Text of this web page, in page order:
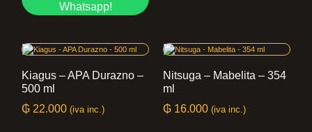
Whatsapp!
Kiagus – APA Durazno –
500 ml
₲ 22.000 (iva inc.)
Nitsuga – Mabelita – 354
ml
₲ 16.000 (iva inc.)